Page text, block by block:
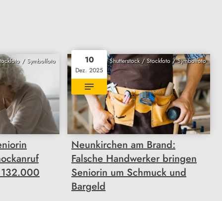
/ Symbolfoto Shutterstock / Stockfoto / Symbolfoto
10
Dez. 2025
Neunkirchen am Brand:
Falsche Handwerker bringen
Seniorin um Schmuck und
Bargeld